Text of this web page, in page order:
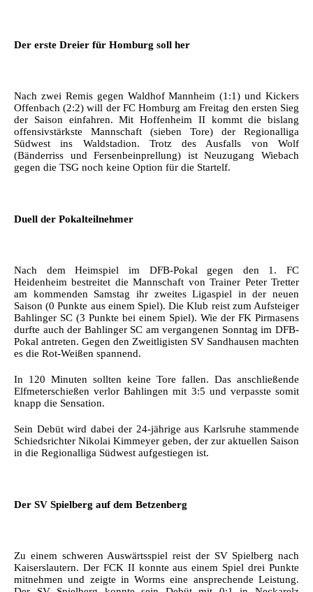
Der erste Dreier für Homburg soll her
Nach zwei Remis gegen Waldhof Mannheim (1:1) und Kickers
Offenbach (2:2) will der FC Homburg am Freitag den ersten Sieg
der Saison einfahren. Mit Hoffenheim II kommt die bislang
offensivstärkste Mannschaft (sieben Tore) der Regionalliga
Südwest ins Waldstadion. Trotz des Ausfalls von Wolf
(Bänderriss und Fersenbeinprellung) ist Neuzugang Wiebach
gegen die TSG noch keine Option für die Startelf.
Duell der Pokalteilnehmer
Nach dem Heimspiel im DFB-Pokal gegen den 1. FC
Heidenheim bestreitet die Mannschaft von Trainer Peter Tretter
am kommenden Samstag ihr zweites Ligaspiel in der neuen
Saison (0 Punkte aus einem Spiel). Die Klub reist zum Aufsteiger
Bahlinger SC (3 Punkte bei einem Spiel). Wie der FK Pirmasens
durfte auch der Bahlinger SC am vergangenen Sonntag im DFB-
Pokal antreten. Gegen den Zweitligisten SV Sandhausen machten
es die Rot-Weißen spannend.
In 120 Minuten sollten keine Tore fallen. Das anschließende
Elfmeterschießen verlor Bahlingen mit 3:5 und verpasste somit
knapp die Sensation.
Sein Debüt wird dabei der 24-jährige aus Karlsruhe stammende
Schiedsrichter Nikolai Kimmeyer geben, der zur aktuellen Saison
in die Regionalliga Südwest aufgestiegen ist.
Der SV Spielberg auf dem Betzenberg
Zu einem schweren Auswärtsspiel reist der SV Spielberg nach
Kaiserslautern. Der FCK II konnte aus einem Spiel drei Punkte
mitnehmen und zeigte in Worms eine ansprechende Leistung.